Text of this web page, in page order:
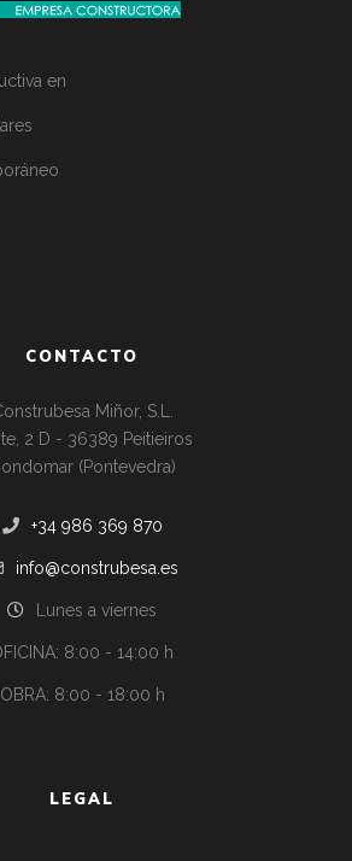
en
CONTACTO
Miñor, S.L.
2 D - 36389 Peitieiros
(Pontevedra)
+34 986 369 870
info@construbesa.es
Lunes a viernes
8:00 - 14:00 h
OBRA: 8:00 - 18:00 h
LEGAL